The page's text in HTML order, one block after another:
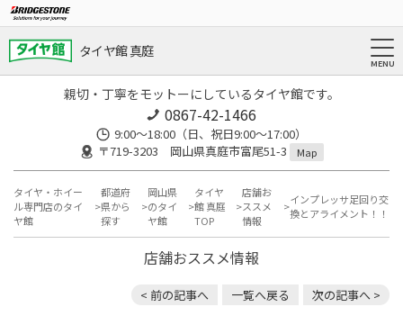
タイヤ館 真庭
親切・丁寧をモットーにしているタイヤ館です。
0867-42-1466
9:00～18:00（日、祝日9:00～17:00）
〒719-3203 岡山県真庭市富尾51-3
Map
タイヤ・ホイー
ル専門店のタイ
ヤ館
都道府
県から
探す
岡山県
のタイ
ヤ館
タイヤ
館 真庭
TOP
店舗お
ススメ
情報
インプレッサ足回り交
換とアライメント！！
店舗おススメ情報
< 前の記事へ 一覧へ戻る 次の記事へ >